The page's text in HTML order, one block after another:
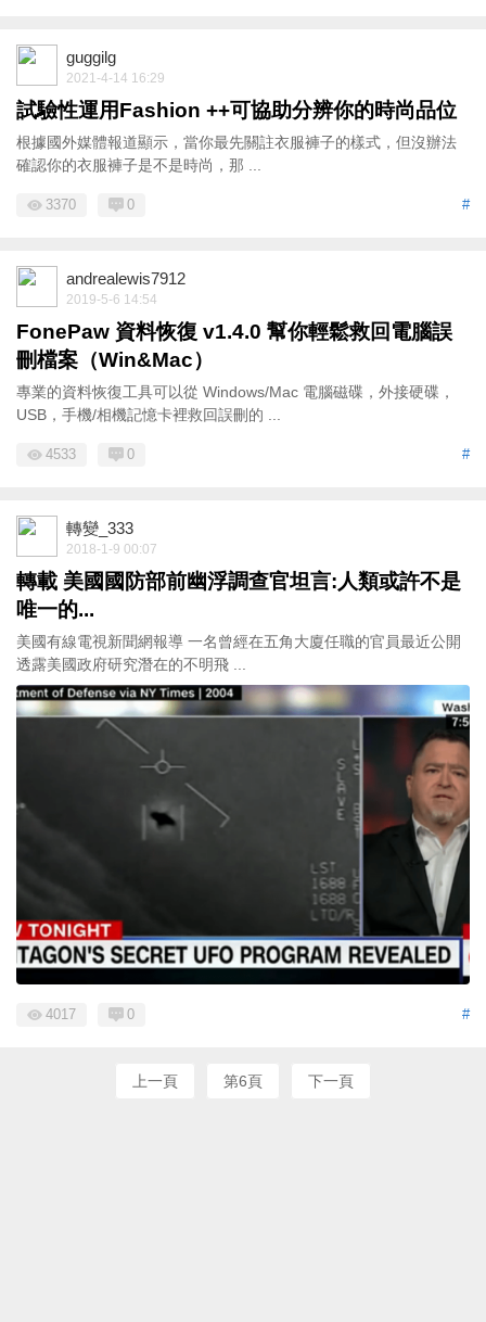
guggilg
2021-4-14 16:29
試驗性運用Fashion ++可協助分辨你的時尚品位
根據國外媒體報道顯示，當你最先關註衣服褲子的樣式，但沒辦法
確認你的衣服褲子是不是時尚，那 ...
#
3370 0
andrealewis7912
2019-5-6 14:54
FonePaw 資料恢復 v1.4.0 幫你輕鬆救回電腦誤
刪檔案（Win&Mac）
專業的資料恢復工具可以從 Windows/Mac 電腦磁碟，外接硬碟，
USB，手機/相機記憶卡裡救回誤刪的 ...
#
4533 0
轉變_333
2018-1-9 00:07
轉載 美國國防部前幽浮調查官坦言:人類或許不是
唯一的...
美國有線電視新聞網報導 一名曾經在五角大廈任職的官員最近公開
透露美國政府研究潛在的不明飛 ...
#
4017 0
上一頁 第6頁 下一頁